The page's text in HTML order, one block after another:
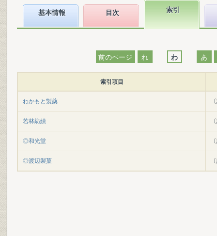
基本情報 目次 索引
前のページ れ わ あ
索引項目
わかもと製薬
若林紡績
◎和光堂
◎渡辺製菓